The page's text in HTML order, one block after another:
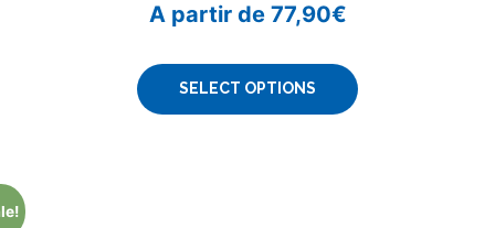
A partir de 77,90€
SELECT OPTIONS